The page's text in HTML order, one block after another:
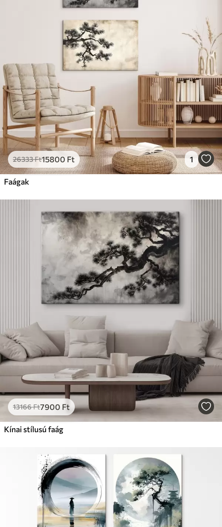
Környezetbarát anyag
✓Élénk, gazdag színek
✓Fakulásálló
✓Biztonságos, szagtalan tinta
✓Vászonhatású felület
✗Környezetbarát anyag
Eco-Prémium
Tól12405Ft
✓Élénk, gazdag színek
✓Fakulásálló
Környezetbarát anyag
26333Ft15800 Ft 1
Faágak
13166Ft7900 Ft
Kínai stílusú faág